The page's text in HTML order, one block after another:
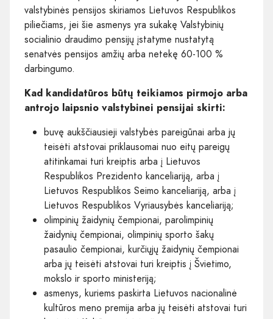
valstybinės pensijos skiriamos Lietuvos Respublikos
piliečiams, jei šie asmenys yra sukakę Valstybinių
socialinio draudimo pensijų įstatyme nustatytą
senatvės pensijos amžių arba netekę 60-100 %
darbingumo.
Kad kandidatūros būtų teikiamos pirmojo arba
antrojo laipsnio valstybinei pensijai skirti:
buvę aukščiausieji valstybės pareigūnai arba jų
teisėti atstovai priklausomai nuo eitų pareigų
atitinkamai turi kreiptis arba į Lietuvos
Respublikos Prezidento kanceliariją, arba į
Lietuvos Respublikos Seimo kanceliariją, arba į
Lietuvos Respublikos Vyriausybės kanceliariją;
olimpinių žaidynių čempionai, parolimpinių
žaidynių čempionai, olimpinių sporto šakų
pasaulio čempionai, kurčiųjų žaidynių čempionai
arba jų teisėti atstovai turi kreiptis į Švietimo,
mokslo ir sporto ministeriją;
asmenys, kuriems paskirta Lietuvos nacionalinė
kultūros meno premija arba jų teisėti atstovai turi